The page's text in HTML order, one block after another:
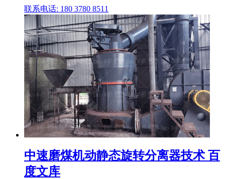
联系电话: 180 3780 8511
中速磨煤机动静态旋转分离器技术 百
度文库